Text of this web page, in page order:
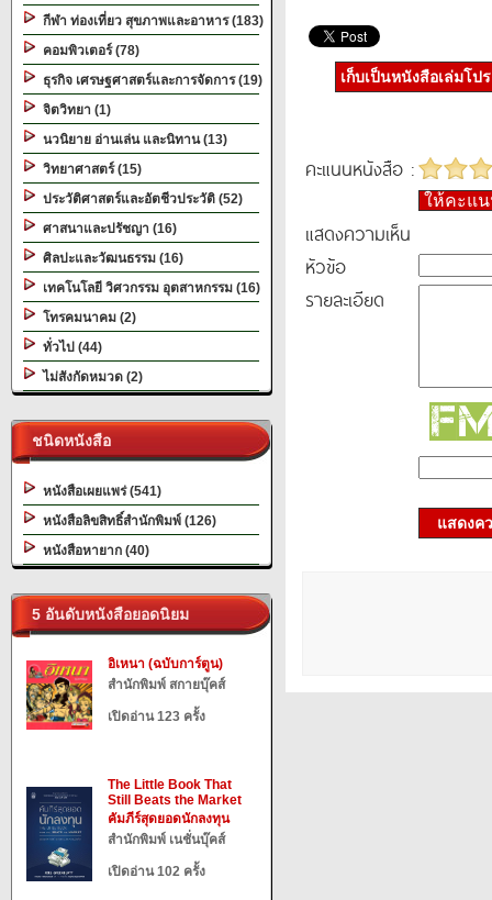
กีฬา ท่องเที่ยว สุขภาพและอาหาร (183)
คอมพิวเตอร์ (78)
ธุรกิจ เศรษฐศาสตร์และการจัดการ (19)
จิตวิทยา (1)
นวนิยาย อ่านเล่น และนิทาน (13)
วิทยาศาสตร์ (15)
ประวัติศาสตร์และอัตชีวประวัติ (52)
ศาสนาและปรัชญา (16)
ศิลปะและวัฒนธรรม (16)
เทคโนโลยี วิศวกรรม อุตสาหกรรม (16)
โทรคมนาคม (2)
ทั่วไป (44)
ไม่สังกัดหมวด (2)
ชนิดหนังสือ
หนังสือเผยแพร่ (541)
หนังสือลิขสิทธิ์สำนักพิมพ์ (126)
หนังสือหายาก (40)
5 อันดับหนังสือยอดนิยม
อิเหนา (ฉบับการ์ตูน)
สำนักพิมพ์ สกายบุ๊คส์
เปิดอ่าน 123 ครั้ง
The Little Book That
Still Beats the Market
คัมภีร์สุดยอดนักลงทุน
สำนักพิมพ์ เนชั่นบุ๊คส์
เปิดอ่าน 102 ครั้ง
เก็บเป็นหนังสือเล่มโป
คะแนนหนังสือ :
ให้คะแ
แสดงความเห็น
หัวข้อ
รายละเอียด
แสดงค